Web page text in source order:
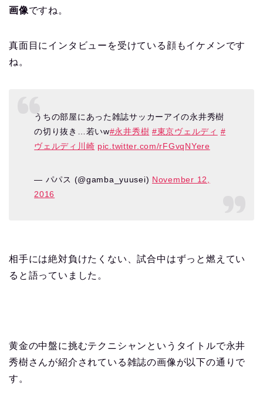
画像ですね。
真面目にインタビューを受けている顔もイケメンです
ね。
うちの部屋にあった雑誌サッカーアイの永井秀樹
の切り抜き…若いw#永井秀樹 #東京ヴェルディ #
ヴェルディ川崎 pic.twitter.com/rFGvqNYere
— パパス (@gamba_yuusei) November 12,
2016
相手には絶対負けたくない、試合中はずっと燃えてい
ると語っていました。
黄金の中盤に挑むテクニシャンというタイトルで永井
秀樹さんが紹介されている雑誌の画像が以下の通りで
す。